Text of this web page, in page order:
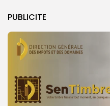
PUBLICITE